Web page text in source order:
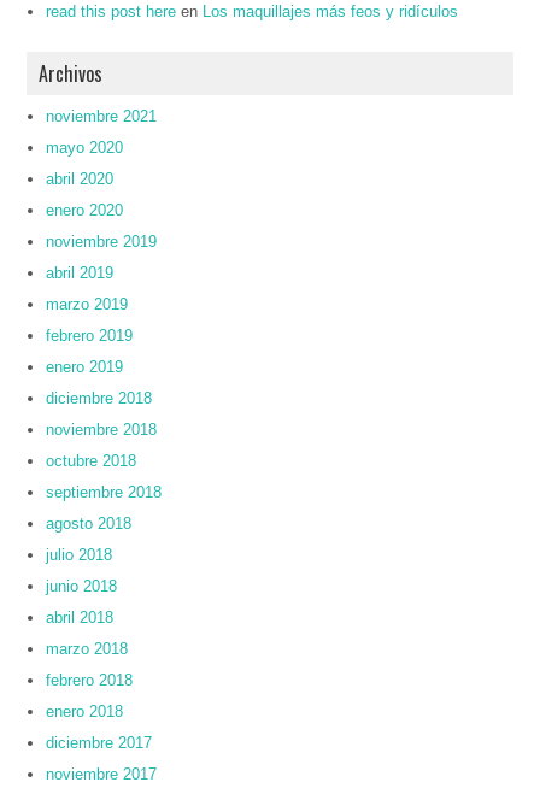
read this post here en Los maquillajes más feos y ridículos
Archivos
noviembre 2021
mayo 2020
abril 2020
enero 2020
noviembre 2019
abril 2019
marzo 2019
febrero 2019
enero 2019
diciembre 2018
noviembre 2018
octubre 2018
septiembre 2018
agosto 2018
julio 2018
junio 2018
abril 2018
marzo 2018
febrero 2018
enero 2018
diciembre 2017
noviembre 2017